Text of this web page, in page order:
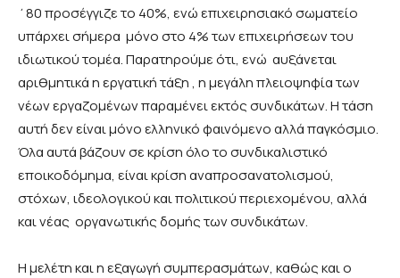
΄80 προσέγγιζε το 40%, ενώ επιχειρησιακό σωματείο
υπάρχει σήμερα μόνο στο 4% των επιχειρήσεων του
ιδιωτικού τομέα. Παρατηρούμε ότι, ενώ αυξάνεται
αριθμητικά η εργατική τάξη , η μεγάλη πλειοψηφία των
νέων εργαζομένων παραμένει εκτός συνδικάτων. Η τάση
αυτή δεν είναι μόνο ελληνικό φαινόμενο αλλά παγκόσμιο.
Όλα αυτά βάζουν σε κρίση όλο το συνδικαλιστικό
εποικοδόμημα, είναι κρίση αναπροσανατολισμού,
στόχων, ιδεολογικού και πολιτικού περιεχομένου, αλλά
και νέας οργανωτικής δομής των συνδικάτων.
Η μελέτη και η εξαγωγή συμπερασμάτων, καθώς και ο